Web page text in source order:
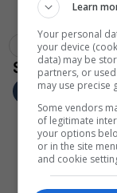
Sacramento Kings
Learn
Your personal
your device
data) may be
partners, or
may use precise
Some vendors
of legitimate
your options
or in the site
and cookie